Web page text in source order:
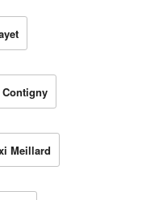
Contigny
Meillard